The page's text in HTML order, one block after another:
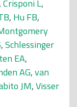
,Crisponi L,
, Hu FB,
,Schlessinger
EA,
AG,van
JM,Visser